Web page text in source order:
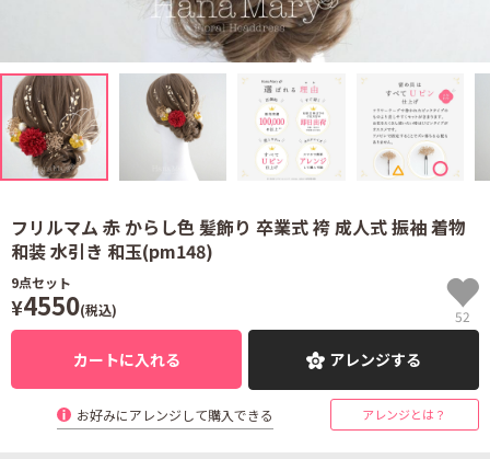
フリルマム 赤 からし色 髪飾り 卒業式 袴 成人式 振袖 着物
和装 水引き 和玉(pm148)
9点セット
¥4550(税込) 52
アレンジする
カートに入れる
お好みにアレンジして購入できる アレンジとは？